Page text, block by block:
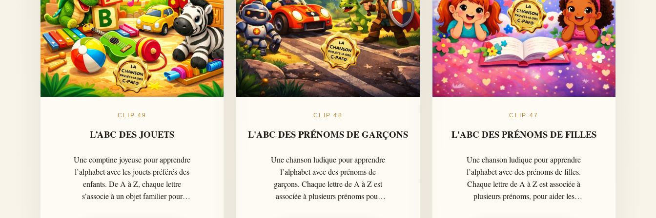
CLIP 49
L’ABC DES JOUETS
Une comptine joyeuse pour apprendre
l’alphabet avec les jouets préférés des
enfants. De A à Z, chaque lettre
s’associe à un objet familier pour
CLIP 48
L'ABC DES PRÉNOMS DE GARÇONS
Une chanson ludique pour apprendre
l’alphabet avec des prénoms de
garçons. Chaque lettre de A à Z est
associée à plusieurs prénoms pour
CLIP 47
L'ABC DES PRÉNOMS DE FILLES
Une chanson ludique pour apprendre
l’alphabet avec des prénoms de filles.
Chaque lettre de A à Z est associée à
plusieurs prénoms, pour aider les